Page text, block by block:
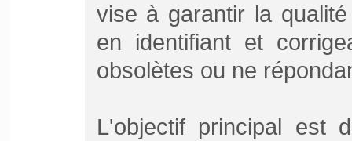
vise à garantir la
en identifiant et
obsolètes ou ne
L'objectif principal est